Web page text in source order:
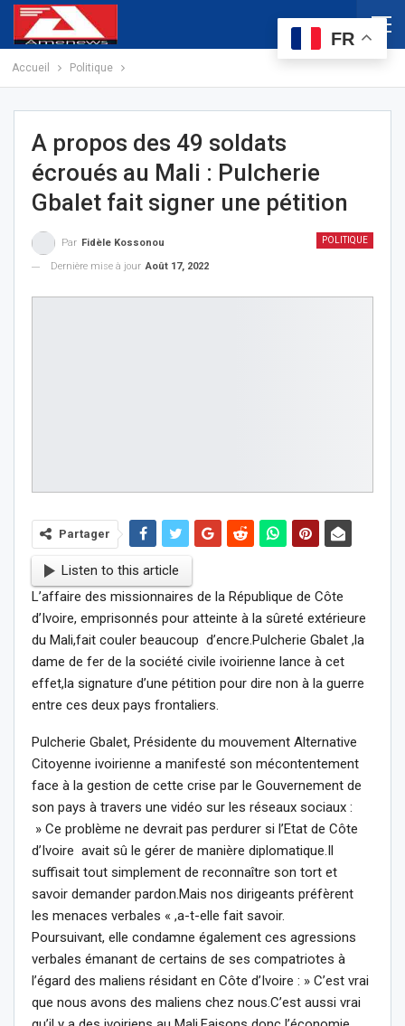
Accueil Politique
A propos des 49 soldats
écroués au Mali : Pulcherie
Gbalet fait signer une pétition
POLITIQUE
Par Fidèle Kossonou
Dernière mise à jour Août 17, 2022
Partager
Listen to this article
L’affaire des missionnaires de la République de Côte
d’Ivoire, emprisonnés pour atteinte à la sûreté extérieure
du Mali,fait couler beaucoup d’encre.Pulcherie Gbalet ,la
dame de fer de la société civile ivoirienne lance à cet
effet,la signature d’une pétition pour dire non à la guerre
entre ces deux pays frontaliers.
Pulcherie Gbalet, Présidente du mouvement Alternative
Citoyenne ivoirienne a manifesté son mécontentement
face à la gestion de cette crise par le Gouvernement de
son pays à travers une vidéo sur les réseaux sociaux :
» Ce problème ne devrait pas perdurer si l’Etat de Côte
d’Ivoire avait sû le gérer de manière diplomatique.Il
suffisait tout simplement de reconnaître son tort et
savoir demander pardon.Mais nos dirigeants préfèrent
les menaces verbales « ,a-t-elle fait savoir.
Poursuivant, elle condamne également ces agressions
verbales émanant de certains de ses compatriotes à
l’égard des maliens résidant en Côte d’Ivoire : » C’est vrai
que nous avons des maliens chez nous.C’est aussi vrai
FR